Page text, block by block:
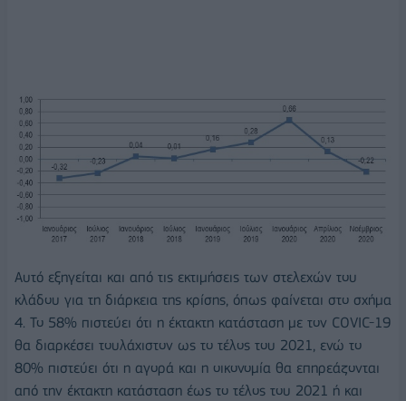
Αυτό εξηγείται και από τις εκτιμήσεις των στελεχών του
κλάδου για τη διάρκεια της κρίσης, όπως φαίνεται στο σχήμα
4. Το 58% πιστεύει ότι η έκτακτη κατάσταση με τον COVIC-19
θα διαρκέσει τουλάχιστον ως το τέλος του 2021, ενώ το
80% πιστεύει ότι η αγορά και η οικονομία θα επηρεάζονται
από την έκτακτη κατάσταση έως το τέλος του 2021 ή και